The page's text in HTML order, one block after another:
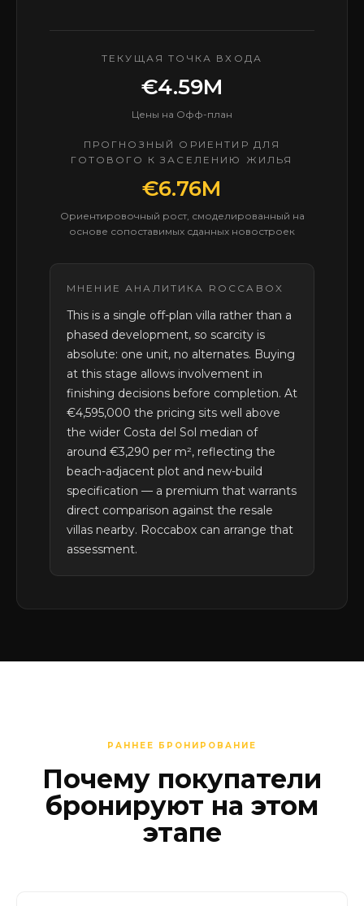
ТЕКУЩАЯ ТОЧКА ВХОДА
€4.59M
Цены на Офф-план
ПРОГНОЗНЫЙ ОРИЕНТИР ДЛЯ
ГОТОВОГО К ЗАСЕЛЕНИЮ ЖИЛЬЯ
€6.76M
Ориентировочный рост, смоделированный на
основе сопоставимых сданных новостроек
МНЕНИЕ АНАЛИТИКА ROCCABOX
This is a single off-plan villa rather than a
phased development, so scarcity is
absolute: one unit, no alternates. Buying
at this stage allows involvement in
finishing decisions before completion. At
€4,595,000 the pricing sits well above
the wider Costa del Sol median of
around €3,290 per m², reflecting the
beach-adjacent plot and new-build
specification — a premium that warrants
direct comparison against the resale
villas nearby. Roccabox can arrange that
assessment.
РАННЕЕ БРОНИРОВАНИЕ
Почему покупатели
бронируют на этом
этапе